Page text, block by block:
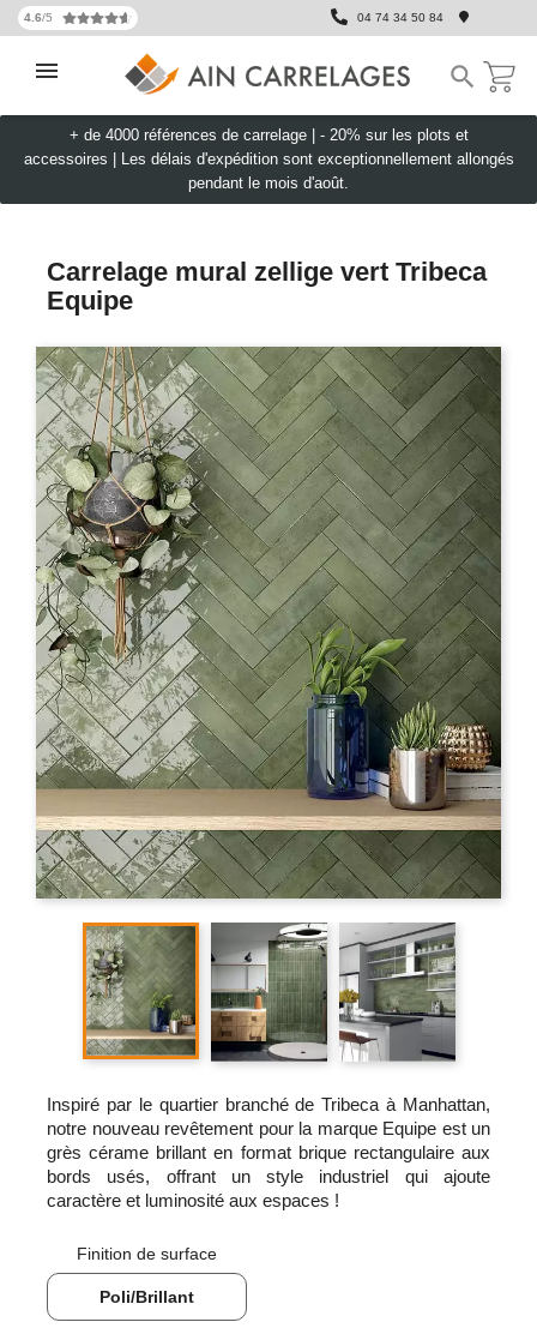
4.6/5 04 74 34 50 84

+ de 4000 références de carrelage | - 20% sur les plots et
accessoires
Les délais d'expédition sont exceptionnellement allongés
pendant le mois d'août.
Carrelage mural zellige vert Tribeca
Equipe
Inspiré par le quartier branché de Tribeca à Manhattan,
notre nouveau revêtement pour la marque Equipe est un
grès cérame brillant en format brique rectangulaire aux
bords usés, offrant un style industriel qui ajoute
caractère et luminosité aux espaces !
Finition de surface
Poli/Brillant